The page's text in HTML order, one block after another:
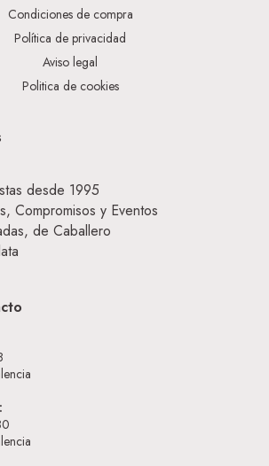
Condiciones de compra
Política de privacidad
Aviso legal
Politica de cookies
desde 1995
Compromisos y Eventos
de Caballero